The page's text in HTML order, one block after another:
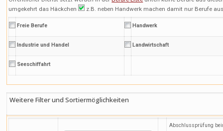
umgekehrt das Häckchen
z.B. neben Handwerk machen damit nur Berufe
Freie Berufe Handwerk
Industrie und Handel Landwirtschaft
Seeschiffahrt
Weitere Filter und Sortiermöglichkeiten
Abschlussprüfung